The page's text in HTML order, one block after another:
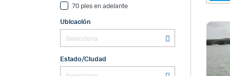
70 pies en adelante
Ubicación
Estado/Ciudad